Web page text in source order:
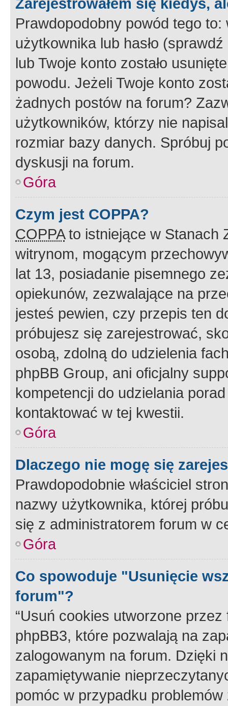
Prawdopodobny powód tego to:
użytkownika lub hasło
lub Twoje konto zostało
powodu. Jeżeli Twoje konto
żadnych postów na forum?
użytkowników, którzy nie
rozmiar bazy danych. Spróbuj
dyskusji na forum.
Góra
Czym jest COPPA?
COPPAto istniejące w Stanach
witrynom, mogącym
lat 13, posiadanie pisemnego
opiekunów, zezwalające na
jesteś pewien, czy przepis ten
próbujesz się zarejestrować,
osobą, zdolną do udzielenia
phpBB Group, ani oficjalny
kompetencji do udzielania
kontaktować w tej kwestii.
Góra
Dlaczego nie mogę się
Prawdopodobnie właściciel
nazwy użytkownika, której
się z administratorem forum w
Góra
Co spowoduje "Usunięcie
forum"?
“Usuń cookies utworzone
phpBB3, które pozwalają na
zalogowanym na forum. Dzięki
zapamiętywanie
pomóc w przypadku